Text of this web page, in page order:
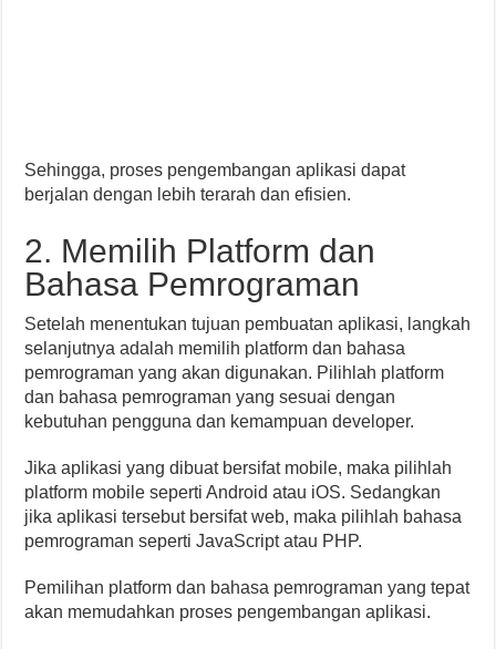
Sehingga, proses pengembangan aplikasi dapat
berjalan dengan lebih terarah dan efisien.
2. Memilih Platform dan
Bahasa Pemrograman
Setelah menentukan tujuan pembuatan aplikasi, langkah
selanjutnya adalah memilih platform dan bahasa
pemrograman yang akan digunakan. Pilihlah platform
dan bahasa pemrograman yang sesuai dengan
kebutuhan pengguna dan kemampuan developer.
Jika aplikasi yang dibuat bersifat mobile, maka pilihlah
platform mobile seperti Android atau iOS. Sedangkan
jika aplikasi tersebut bersifat web, maka pilihlah bahasa
pemrograman seperti JavaScript atau PHP.
Pemilihan platform dan bahasa pemrograman yang tepat
akan memudahkan proses pengembangan aplikasi.